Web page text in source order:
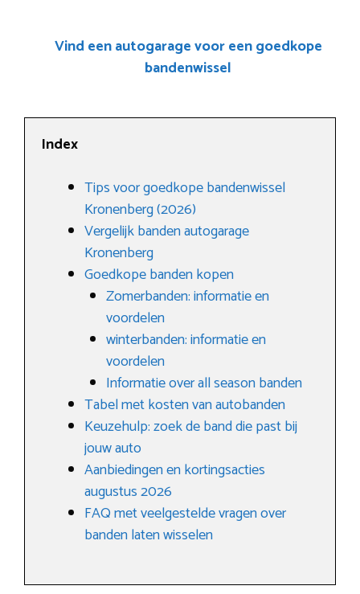
Vind een autogarage voor een goedkope
bandenwissel
Index
Tips voor goedkope bandenwissel
Kronenberg (2026)
Vergelijk banden autogarage
Kronenberg
Goedkope banden kopen
Zomerbanden: informatie en
voordelen
winterbanden: informatie en
voordelen
Informatie over all season banden
Tabel met kosten van autobanden
Keuzehulp: zoek de band die past bij
jouw auto
Aanbiedingen en kortingsacties
augustus 2026
FAQ met veelgestelde vragen over
banden laten wisselen